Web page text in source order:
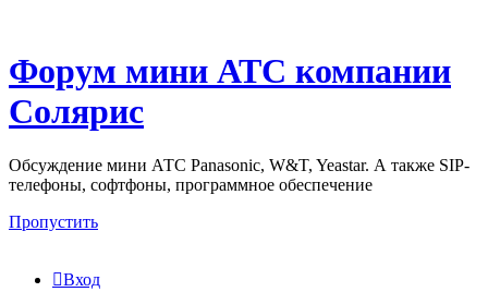
Форум мини АТС компании
Солярис
Обсуждение мини АТС Panasonic, W&T, Yeastar. А также SIP-
телефоны, софтфоны, программное обеспечение
Пропустить
Вход